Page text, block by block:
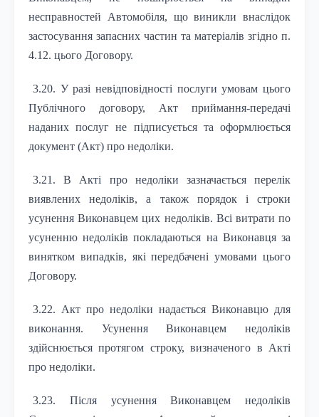
несправностей Автомобіля, що виникли внаслідок
застосування запасних частин та матеріалів згідно п.
4.12. цього Договору.
3.20. У разі невідповідності послуги умовам цього
Публічного договору, Акт приймання-передачі
наданих послуг не підписується та оформлюється
документ (Акт) про недоліки.
3.21. В Акті про недоліки зазначається перелік
виявлених недоліків, а також порядок і строки
усунення Виконавцем цих недоліків. Всі витрати по
усуненню недоліків покладаються на Виконавця за
винятком випадків, які передбачені умовами цього
Договору.
3.22. Акт про недоліки надається Виконавцю для
виконання. Усунення Виконавцем недоліків
здійснюється протягом строку, визначеного в Акті
про недоліки.
3.23. Після усунення Виконавцем недоліків